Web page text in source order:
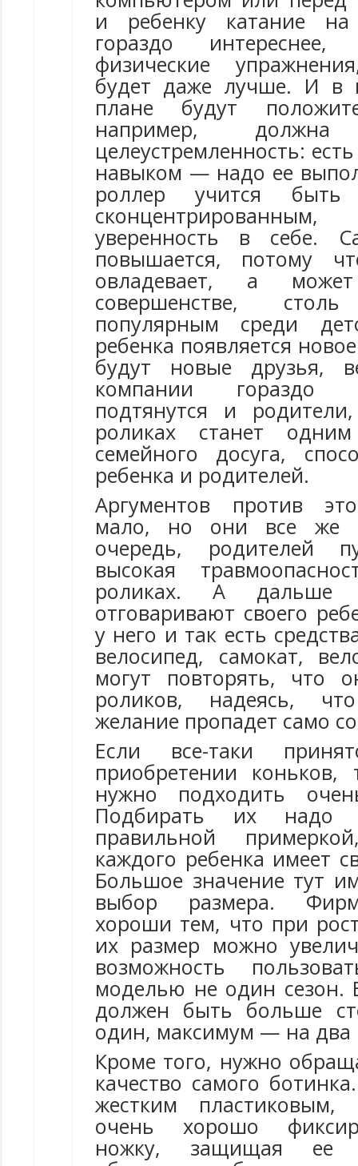
и ребенку катание на
гораздо
физические
будет даже лучше. И в
плане будут
например, должна
целеустремленность:
навыком — надо ее
роллер учится
уверенность в себе.
повышается, потому
овладевает, а
совершенстве,
популярным среди
ребенка появляется
будут новые друзья,
компании гораздо
подтянутся и
роликах станет
семейного досуга,
ребенка и родителей.
Аргументов против
мало, но они все же
очередь, родителей
высокая
роликах. А дальше
отговаривают своего
у него и так есть
велосипед, самокат,
могут повторять, что
роликов, надеясь,
желание пропадет само
Если все-таки
приобретении
нужно подходить
Подбирать их надо
правильной
каждого ребенка имеет
Большое значение тут
выбор размера.
хороши тем, что при
их размер можно
возможность
моделью не один сезон.
должен быть больше
один, максимум — на два
Кроме того, нужно
качество самого
жестким
очень хорошо
ножку, защищая